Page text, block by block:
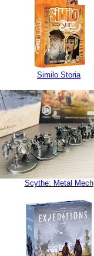
Similo Storia
Scythe: Metal Mech